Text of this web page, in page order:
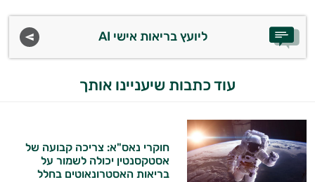
ליועץ בריאות אישי AI
עוד כתבות שיעניינו אותך
חוקרי נאס"א: צריכה קבועה של
אסטקסנטין יכולה לשמור על
בריאות האסטרונאוטים בחלל